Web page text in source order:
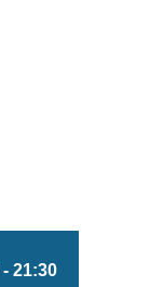
- 21:30